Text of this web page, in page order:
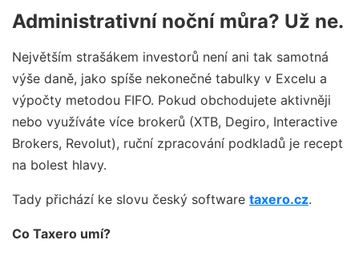
Administrativní noční můra? Už ne.
Největším strašákem investorů není ani tak samotná
výše daně, jako spíše nekonečné tabulky v Excelu a
výpočty metodou FIFO. Pokud obchodujete aktivněji
nebo využíváte více brokerů (XTB, Degiro, Interactive
Brokers, Revolut), ruční zpracování podkladů je recept
na bolest hlavy.
Tady přichází ke slovu český software taxero.cz.
Co Taxero umí?